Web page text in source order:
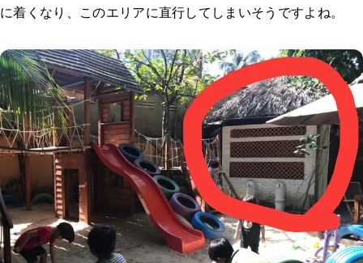
に着くなり、このエリアに直行してしまいそうですよね。